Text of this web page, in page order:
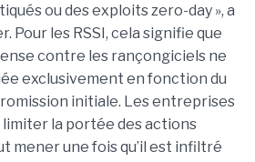
ou des exploits zero-day », a
Pour les RSSI, cela signifie que
contre les rançongiciels ne
exclusivement en fonction du
initiale. Les entreprises
la portée des actions
mener une fois qu’il est infiltré